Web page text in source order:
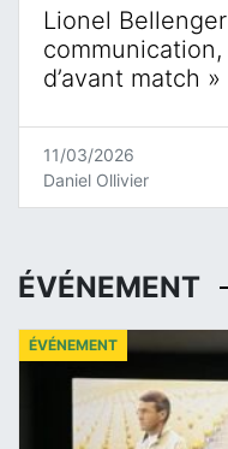
Lionel
communication,
d’avant match »
11/03/2026
Daniel Ollivier
ÉVÉNEMENT
ÉVÉNEMENT